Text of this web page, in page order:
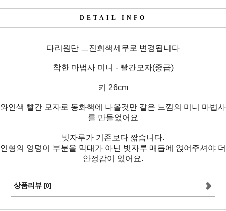
DETAIL INFO
다리원단 ㅡ진회색세무로 변경됩니다
착한 마법사 미니 - 빨간모자(중급)
키 26cm
와인색 빨간 모자로 동화책에 나올것만 같은 느낌의 미니 마법사
를 만들었어요
빗자루가 기존보다 짧습니다.
인형의 엉덩이 부분을 막대가 아닌 빗자루 매듭에 얹어주셔야 더
안정감이 있어요.
상품리뷰 [0]